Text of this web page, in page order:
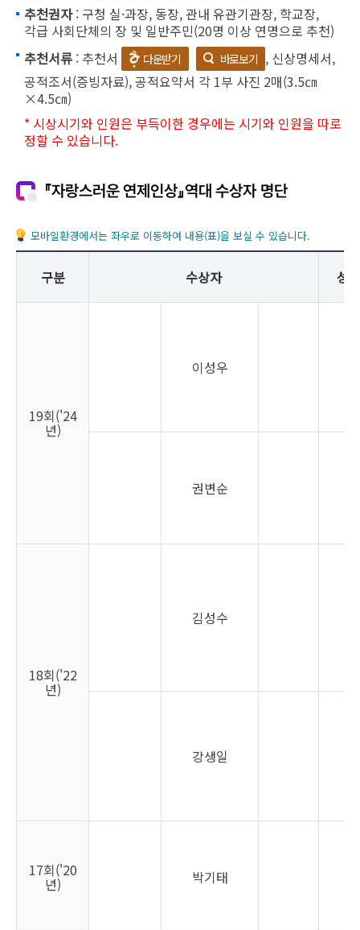
추천권자: 구청 실·과장, 동장, 관내 유관기관장, 학교장,
각급 사회단체의 장 및 일반주민(20명 이상 연명으로 추천)
추천서류 : 추천서 다운받기 바로보기 , 신상명세서,
공적조서(증빙자료), 공적요약서 각 1부 사진 2매(3.5㎝
×4.5㎝)
* 시상시기와 인원은 부득이한 경우에는 시기와 인원을 따로
정할 수 있습니다.
『자랑스러운 연제인상』역대 수상자 명단
모바일환경에서는 좌우로 이동하여 내용(표)을 보실 수 있습니다.
구분 수상자 성별
19회('24
년)
이성우
권변순
18회('22
년)
김성수
강생일
17회('20
년) 박기태